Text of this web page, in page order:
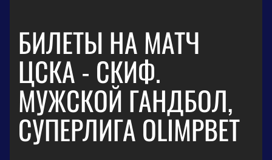
БИЛЕТЫ НА МАТЧ
ЦСКА - СКИФ.
МУЖСКОЙ ГАНДБОЛ,
СУПЕРЛИГА OLIMPBET